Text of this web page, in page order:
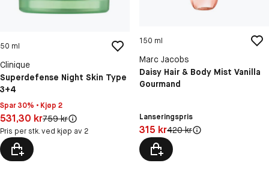
50 ml
Clinique
Superdefense Night Skin Type
3+4
Spar 30% • Kjøp 2
Pris: 531,30 kr
531,30 krOriginal pris:
759 kr
Pris per stk. ved kjøp av 2
150 ml
Marc Jacobs
Daisy Hair & Body Mist Vanilla
Gourmand
Lanseringspris
Pris: 315 kr
315 krOriginal pris:
420 kr